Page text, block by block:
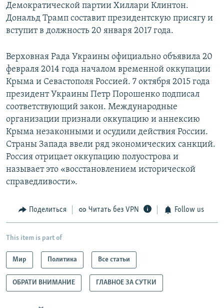
Демократической партии Хиллари Клинтон.
Дональд Трамп составит президентскую присягу и
вступит в должность 20 января 2017 года.
Верховная Рада Украины официально объявила 20
февраля 2014 года началом временной оккупации
Крыма и Севастополя Россией. 7 октября 2015 года
президент Украины Петр Порошенко подписал
соответствующий закон. Международные
организации признали оккупацию и аннексию
Крыма незаконными и осудили действия России.
Страны Запада ввели ряд экономических санкций.
Россия отрицает оккупацию полуострова и
называет это «восстановлением исторической
справедливости».
Поделиться Читать без VPN Follow us
This item is part of
Мир Политика Все статьи
ОБРАТИ ВНИМАНИЕ ГЛАВНОЕ ЗА СУТКИ